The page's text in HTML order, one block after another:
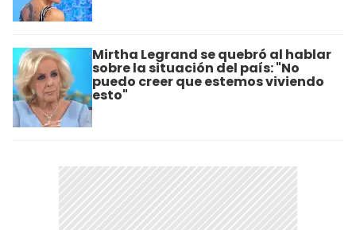
Mirtha Legrand se quebró al hablar
sobre la situación del país: "No
puedo creer que estemos viviendo
esto"